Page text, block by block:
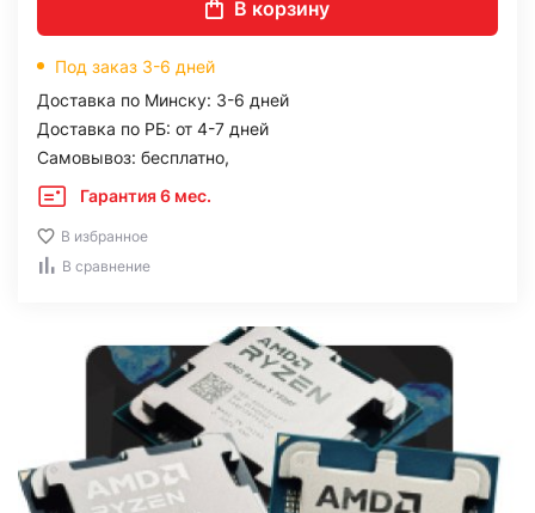
В корзину
Под заказ 3-6 дней
Доставка по Минску: 3-6 дней
Доставка по РБ: от 4-7 дней
Самовывоз: бесплатно,
Гарантия 6 мес.
В избранное
В сравнение